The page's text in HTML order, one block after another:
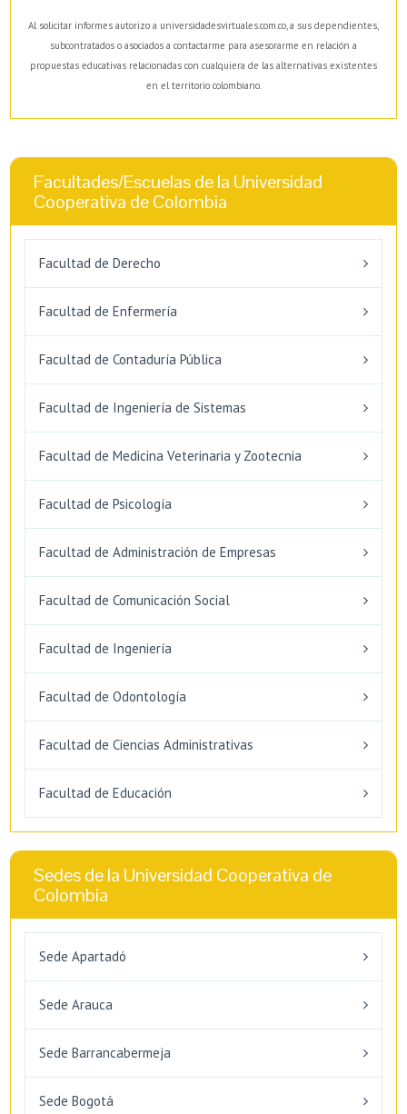
Al solicitar informes autorizo a universidadesvirtuales.com.co, a sus dependientes,
subcontratados o asociados a contactarme para asesorarme en relación a
propuestas educativas relacionadas con cualquiera de las alternativas existentes
en el territorio colombiano.
Facultades/Escuelas de la Universidad
Cooperativa de Colombia
Facultad de Derecho
Facultad de Enfermería
Facultad de Contaduría Pública
Facultad de Ingeniería de Sistemas
Facultad de Medicina Veterinaria y Zootecnia
Facultad de Psicología
Facultad de Administración de Empresas
Facultad de Comunicación Social
Facultad de Ingeniería
Facultad de Odontología
Facultad de Ciencias Administrativas
Facultad de Educación
Sedes de la Universidad Cooperativa de
Colombia
Sede ​​Apart​adó
Sede Arauca
Sede Barrancabermeja
Sede Bogotá